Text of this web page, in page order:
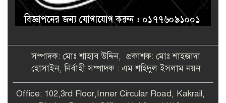
সম্পাদক: মোঃ শাহাব উদ্দিন, প্রকাশক: মোঃ শাহজাদা
হোসাইন, নির্বাহী সম্পাদক : এম শহিদুল ইসলাম নয়ন
Office: 102,3rd Floor,Inner Circular Road, Kakrail,